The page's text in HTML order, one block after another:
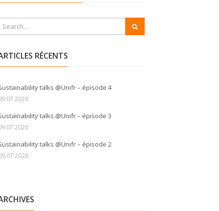
RÉCENTS
talks @Unifr – épisode 4
talks @Unifr – épisode 3
talks @Unifr – épisode 2